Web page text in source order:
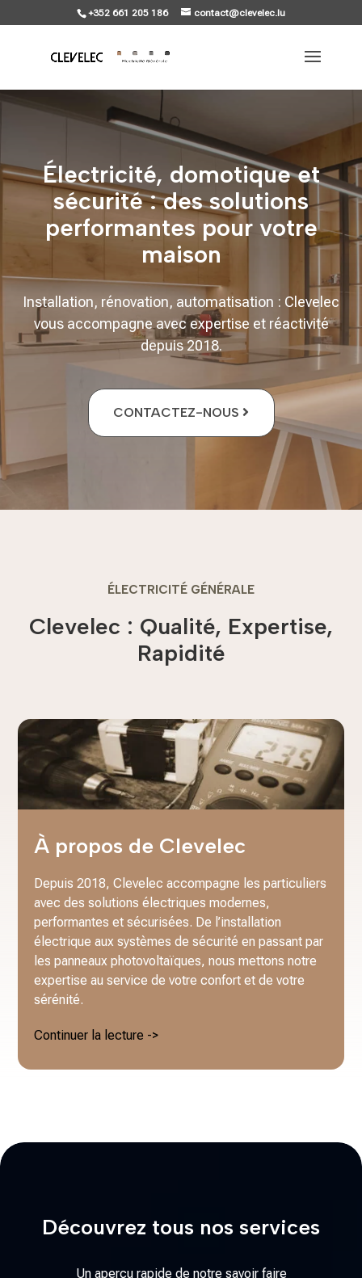
+352 661 205 186 contact@clevelec.lu
Électricité, domotique et
sécurité : des solutions
performantes pour votre
maison
Installation, rénovation, automatisation : Clevelec
vous accompagne avec expertise et réactivité
depuis 2018.
CONTACTEZ-NOUS
ÉLECTRICITÉ GÉNÉRALE
Clevelec : Qualité, Expertise,
Rapidité
À propos de Clevelec
Depuis 2018, Clevelec accompagne les particuliers
avec des solutions électriques modernes,
performantes et sécurisées. De l’installation
électrique aux systèmes de sécurité en passant par
les panneaux photovoltaïques, nous mettons notre
expertise au service de votre confort et de votre
sérénité.
Continuer la lecture ->
Découvrez tous nos services
Un aperçu rapide de notre savoir faire